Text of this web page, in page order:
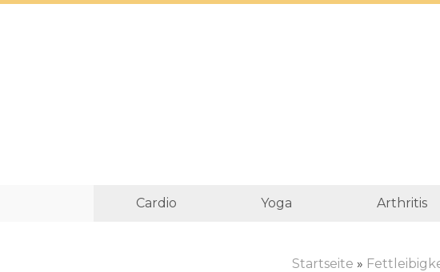
Cardio Yoga Arthritis
Startseite »